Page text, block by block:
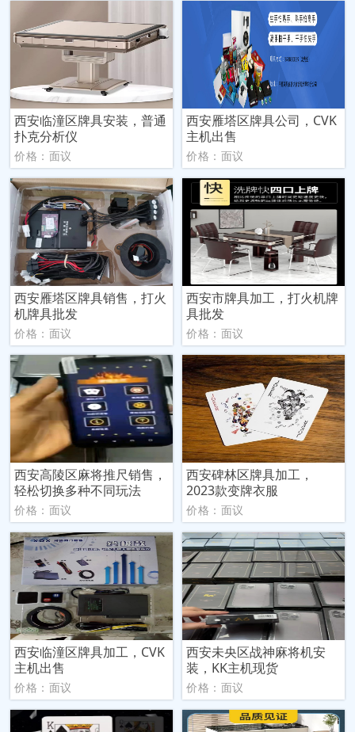
西安临潼区牌具安装，普通
扑克分析仪
价格：面议
西安雁塔区牌具公司，CVK
主机出售
价格：面议
西安雁塔区牌具销售，打火
机牌具批发
价格：面议
西安市牌具加工，打火机牌
具批发
价格：面议
西安高陵区麻将推尺销售，
轻松切换多种不同玩法
价格：面议
西安碑林区牌具加工，
2023款变牌衣服
价格：面议
西安临潼区牌具加工，CVK
主机出售
价格：面议
西安未央区战神麻将机安
装，KK主机现货
价格：面议